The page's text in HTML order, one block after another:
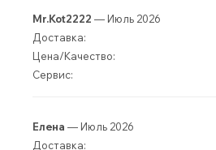
Mr.Kot2222 — Июль 2026
Доставка:
Цена/Качество:
Сервис:
Елена — Июль 2026
Доставка: